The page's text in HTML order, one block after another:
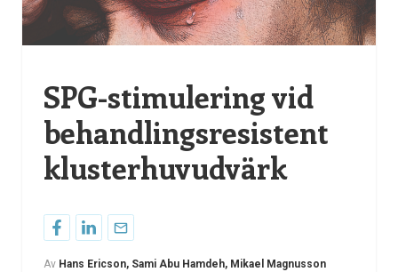
SPG-stimulering vid
behandlingsresistent
klusterhuvudvärk
Av Hans Ericson, Sami Abu Hamdeh, Mikael Magnusson